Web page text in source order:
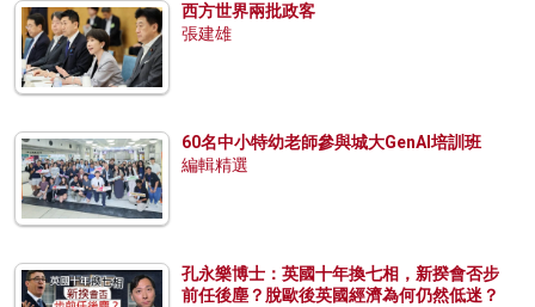
西方世界兩批政客
張建雄
60名中小特幼老師參與城大GenAI培訓班
編輯精選
孔永樂博士：英國十年換七相，新揆會否步
前任後塵？脫歐後英國經濟為何仍然低迷？